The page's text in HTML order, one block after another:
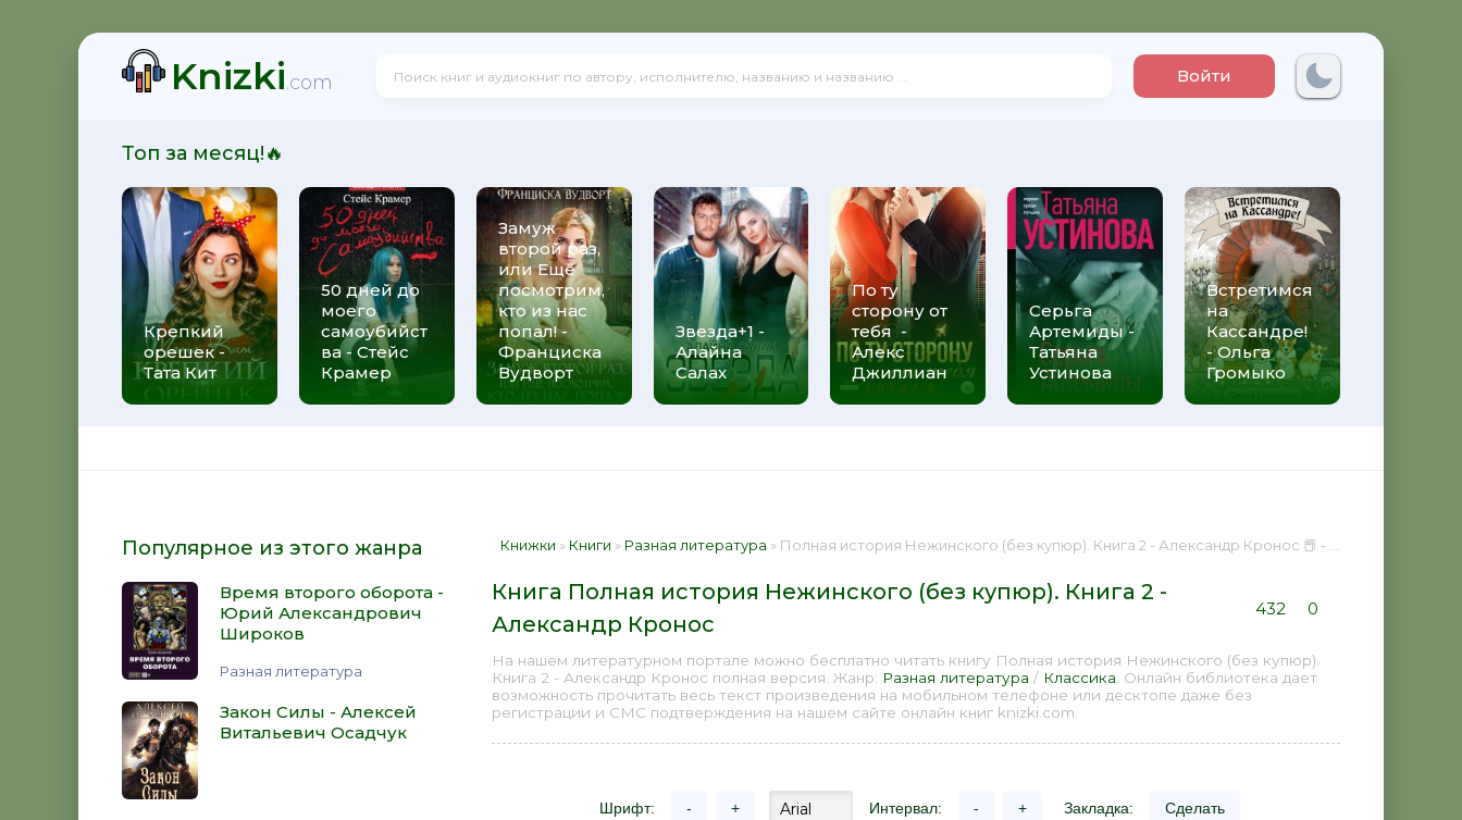
Knizki.com Войти
Топ за месяц!🔥
Крепкий
орешек -
Тата Кит
50 дней до
моего
самоубийст
ва - Стейс
Крамер
Замуж
второй раз,
или Ещё
посмотрим,
кто из нас
попал! -
Франциска
Вудворт
Звезда+1 -
Алайна
Салах
По ту
сторону от
тебя -
Алекс
Джиллиан
Серьга
Артемиды -
Татьяна
Устинова
Встретимся
на
Кассандре!
- Ольга
Громыко
Популярное из этого жанра
Время второго оборота -
Юрий Александрович
Широков
Разная литература
Закон Силы - Алексей
Витальевич Осадчук
Книжки » Книги » Разная литература » Полная история Нежинского (без купюр). Книга 2 - Александр Кронос 📕 - Книга онлайн бесплатно
Книга Полная история Нежинского (без купюр). Книга 2 -
Александр Кронос
432 0
На нашем литературном портале можно бесплатно читать книгу Полная история Нежинского (без купюр).
Книга 2 - Александр Кронос полная версия. Жанр: Разная литература / Классика . Онлайн библиотека дает
возможность прочитать весь текст произведения на мобильном телефоне или десктопе даже без
регистрации и СМС подтверждения на нашем сайте онлайн книг knizki.com.
Шрифт: - + Интервал: - + Закладка: Сделать
Юрий Александрович Широков
Осадчук
долг - Яков Аркадьевич Гордин